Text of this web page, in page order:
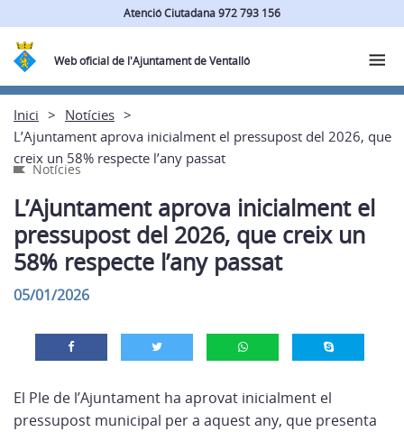
Atenció Ciutadana 972 793 156
Web oficial de l'Ajuntament de Ventalló
Inici
Notícies
L’Ajuntament aprova inicialment el pressupost del 2026, que
creix un 58% respecte l’any passat
Notícies
L’Ajuntament aprova inicialment el
pressupost del 2026, que creix un
58% respecte l’any passat
05/01/2026
El Ple de l’Ajuntament ha aprovat inicialment el
pressupost municipal per a aquest any, que presenta